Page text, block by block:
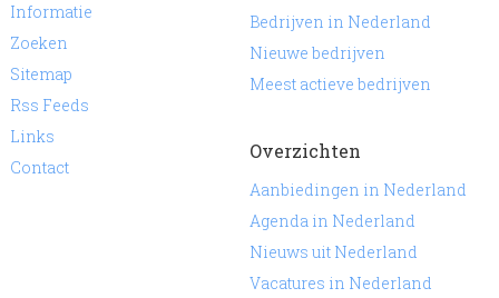
Informatie
Zoeken
Sitemap
Rss Feeds
Links
Contact
Bedrijven in Nederland
Nieuwe bedrijven
Meest actieve bedrijven
Overzichten
Aanbiedingen in Nederland
Agenda in Nederland
Nieuws uit Nederland
Vacatures in Nederland